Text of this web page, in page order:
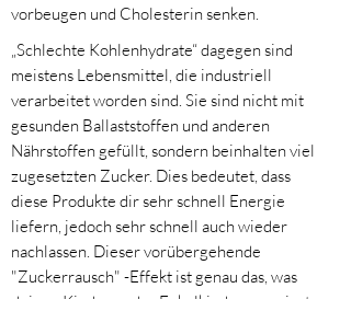
vorbeugen und Cholesterin senken.
„Schlechte Kohlenhydrate“ dagegen sind
meistens Lebensmittel, die industriell
verarbeitet worden sind. Sie sind nicht mit
gesunden Ballaststoffen und anderen
Nährstoffen gefüllt, sondern beinhalten viel
zugesetzten Zucker. Dies bedeutet, dass
diese Produkte dir sehr schnell Energie
liefern, jedoch sehr schnell auch wieder
nachlassen. Dieser vorübergehende
"Zuckerrausch" -Effekt ist genau das, was
deinen Kindern oder Enkelkindern passiert,